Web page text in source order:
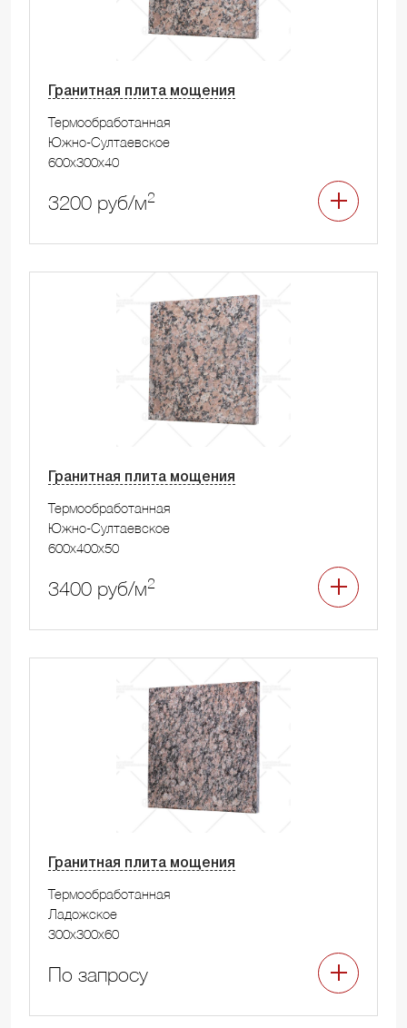
Гранитная плита мощения
Термообработанная
Южно-Султаевское
600x300x40
3200 руб/м2
Гранитная плита мощения
Термообработанная
Южно-Султаевское
600x400x50
3400 руб/м2
Гранитная плита мощения
Термообработанная
Ладожское
300x300x60
По запросу